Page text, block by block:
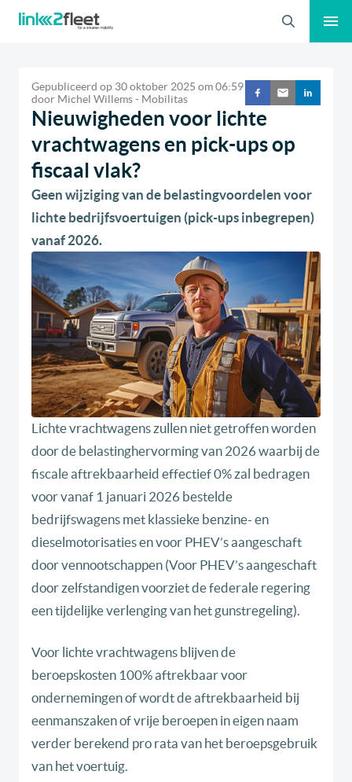
Zoeken
Gepubliceerd op 30 oktober 2025 om06:59
door Michel Willems - Mobilitas
Nieuwigheden voor lichte
vrachtwagens en pick-ups op
fiscaal vlak?
Geen wijziging van de belastingvoordelen voor
lichte bedrijfsvoertuigen (pick-ups inbegrepen)
vanaf 2026.
Lichte vrachtwagens zullen niet getroffen worden
door de belastinghervorming van 2026 waarbij de
fiscale aftrekbaarheid effectief 0% zal bedragen
voor vanaf 1 januari 2026 bestelde
bedrijfswagens met klassieke benzine- en
dieselmotorisaties en voor PHEV’s aangeschaft
door vennootschappen (Voor PHEV’s aangeschaft
door zelfstandigen voorziet de federale regering
een tijdelijke verlenging van het gunstregeling).
Voor lichte vrachtwagens blijven de
beroepskosten 100% aftrekbaar voor
ondernemingen of wordt de aftrekbaarheid bij
eenmanszaken of vrije beroepen in eigen naam
verder berekend pro rata van het beroepsgebruik
van het voertuig.